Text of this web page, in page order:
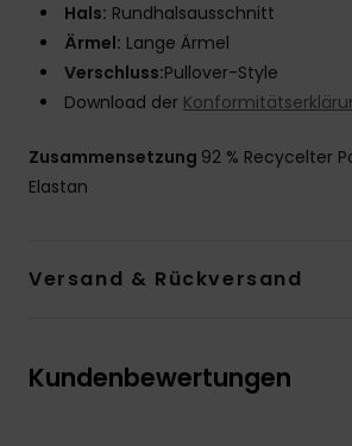
Hals: Rundhalsausschnitt
Ärmel: Lange Ärmel
Verschluss:Pullover-Style
Download der
Zusammensetzung 92 % Recycelter
Elastan
Versand & Rückversand
Kundenbewertungen